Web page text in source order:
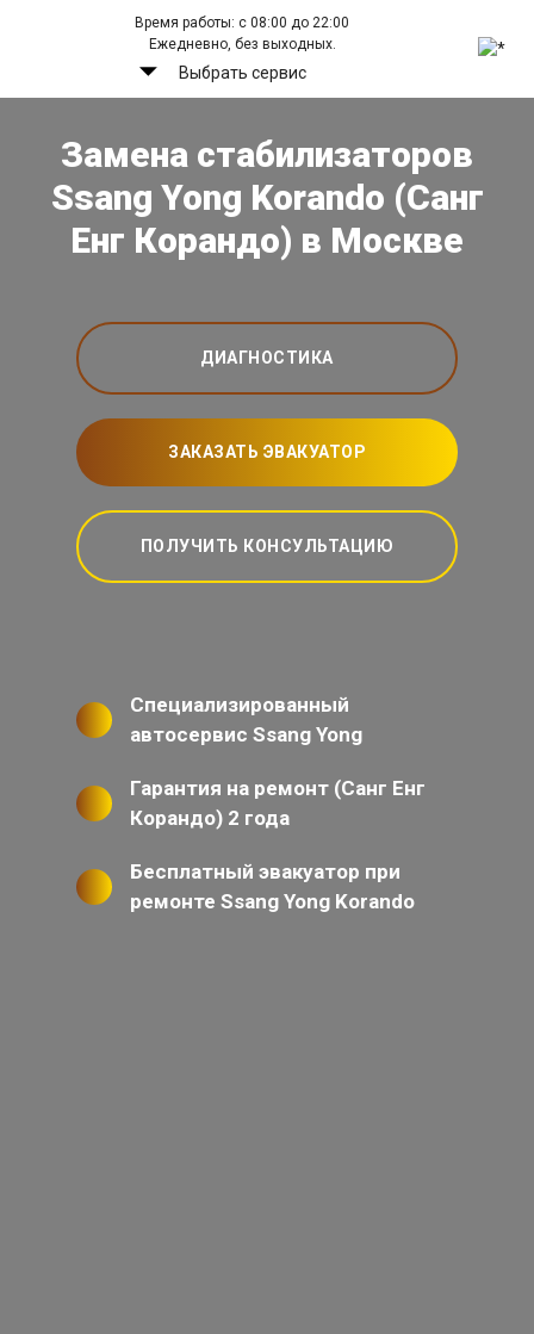
Время работы: с 08:00 до 22:00
Ежедневно, без выходных.
Выбрать сервис
Замена стабилизаторов
Ssang Yong Korando (Санг
Енг Корандо) в Москве
ДИАГНОСТИКА
ЗАКАЗАТЬ ЭВАКУАТОР
ПОЛУЧИТЬ КОНСУЛЬТАЦИЮ
Специализированный
автосервис Ssang Yong
Гарантия на ремонт (Санг Енг
Корандо) 2 года
Бесплатный эвакуатор при
ремонте Ssang Yong Korando